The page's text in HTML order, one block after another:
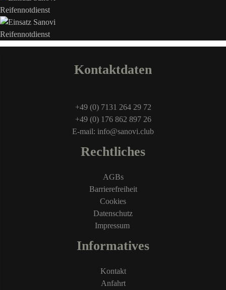
Kontaktdaten
+49 (0) 7131 264 29 72
+49 (0) 176 862 897 26
E-mail: info@sanovi.club
Rechtliches
AGBs
Barrierefreiheit
Cookies
Datenschutz
Impressum
Informatives
Kontakt
Anfahrt